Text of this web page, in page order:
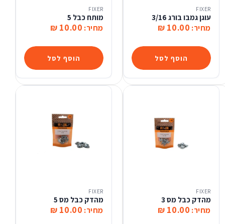
הוסף לסל
FIXER
עוגן גמבו בורג 3/16
מחיר: 10.00 ₪
הוסף לסל
FIXER
מותח כבל 5
מחיר: 10.00 ₪
FIXER
מהדק כבל מס 3
מחיר: 10.00 ₪
FIXER
מהדק כבל מס 5
מחיר: 10.00 ₪